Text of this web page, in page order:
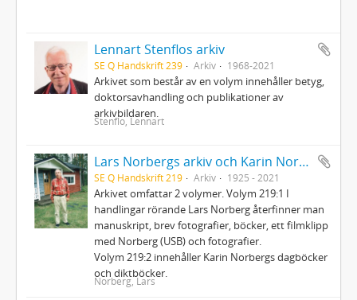
Lennart Stenflos arkiv
SE Q Handskrift 239 Arkiv 1968-2021
Arkivet som består av en volym innehåller betyg,
doktorsavhandling och publikationer av
arkivbildaren.
Stenflo, Lennart
Lars Norbergs arkiv och Karin Norbergs arkiv
SE Q Handskrift 219 Arkiv 1925 - 2021
Arkivet omfattar 2 volymer. Volym 219:1 I
handlingar rörande Lars Norberg återfinner man
manuskript, brev fotografier, böcker, ett filmklipp
med Norberg (USB) och fotografier.
Volym 219:2 innehåller Karin Norbergs dagböcker
och diktböcker.
Norberg, Lars